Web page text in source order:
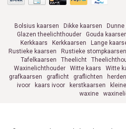
Bolsius kaarsen Dikke kaarsen
Glazen theelichthouder
Gouda
Kerkkaars
Kerkkaarsen Lange
Rustieke kaarsen
Rustieke stompkaarsen
Tafelkaarsen
Theelicht
Waxinelichthouder
Witte kaars Witte
grafkaarsen
graflicht graflichten
ivoor
kaars ivoor kerstkaarsen
waxine